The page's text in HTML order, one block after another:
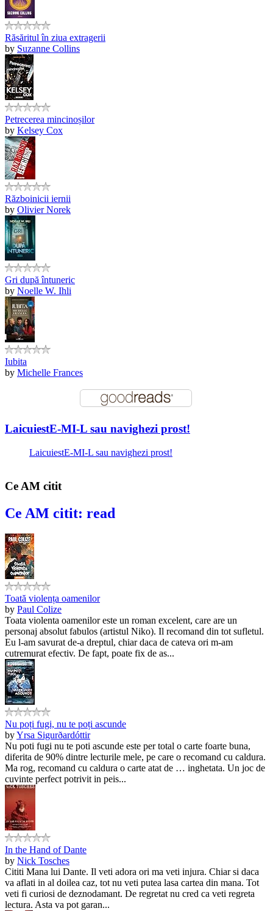
Răsăritul în ziua extragerii
by Suzanne Collins
Petrecerea mincinoșilor
by Kelsey Cox
Războinicii iernii
by Olivier Norek
Gri după întuneric
by Noelle W. Ihli
Iubita
by Michelle Frances
LaicuiestE-MI-L sau navighezi prost!
LaicuiestE-MI-L sau navighezi prost!
Ce AM citit
Ce AM citit: read
Toată violența oamenilor
by Paul Colize
Toata violenta oamenilor este un roman excelent, care are un
personaj absolut fabulos (artistul Niko). Il recomand din tot sufletul.
Eu l-am savurat de-a dreptul, chiar daca de cateva ori m-am
cutremurat efectiv. De fapt, poate fix de as...
Nu poți fugi, nu te poți ascunde
byYrsa Sigurðardóttir
Nu poti fugi nu te poti ascunde este per total o carte foarte buna,
diferita de 90% dintre lecturile mele, pe care o recomand cu caldura.
Ma rog, recomand cu caldura o carte atat de … inghetata. Un joc de
cuvinte perfect potrivit in peis...
In the Hand of Dante
by Nick Tosches
Cititi Mana lui Dante. Il veti adora ori ma veti injura. Chiar si daca
va aflati in al doilea caz, tot nu veti putea lasa cartea din mana. Tot
veti fi curiosi de deznodamant. De regretat nu cred ca veti regreta
lectura. Asta va pot garan...